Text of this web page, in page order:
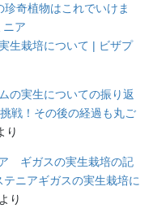
奇植物はこれでいけま
ニア
生栽培について | ビザプ
の実生についての振り返
戦！その後の経過も丸ご
り
ギガスの実生栽培の記
テニアギガスの実生栽培に
より